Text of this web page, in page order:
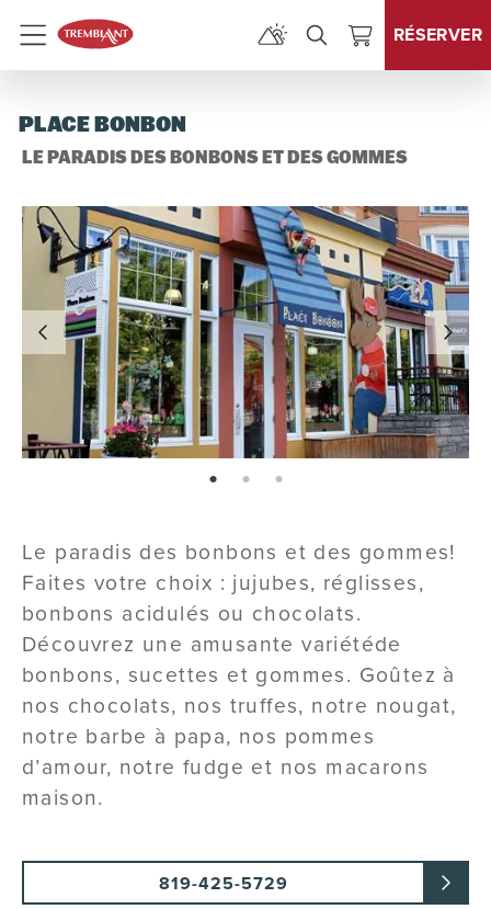
Menu RÉSERVER
PLACE BONBON
LE PARADIS DES BONBONS ET DES GOMMES
page: 1 page: 2 page: 3
Le paradis des bonbons et des gommes!
Faites votre choix : jujubes, réglisses,
bonbons acidulés ou chocolats.
Découvrez une amusante variétéde
bonbons, sucettes et gommes. Goûtez à
nos chocolats, nos truffes, notre nougat,
notre barbe à papa, nos pommes
d’amour, notre fudge et nos macarons
maison.
819-425-5729